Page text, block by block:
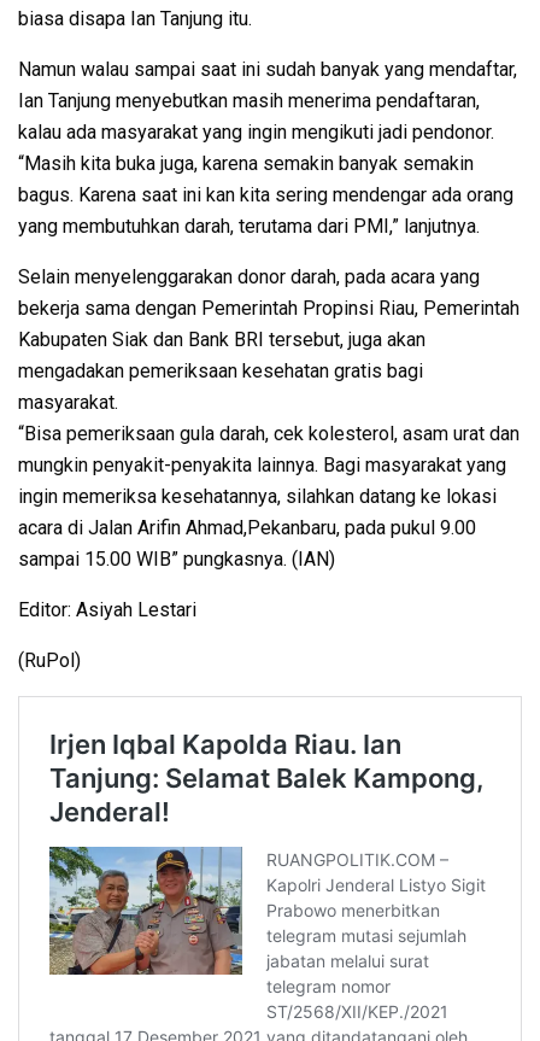
biasa disapa Ian Tanjung itu.
Namun walau sampai saat ini sudah banyak yang mendaftar,
Ian Tanjung menyebutkan masih menerima pendaftaran,
kalau ada masyarakat yang ingin mengikuti jadi pendonor.
“Masih kita buka juga, karena semakin banyak semakin
bagus. Karena saat ini kan kita sering mendengar ada orang
yang membutuhkan darah, terutama dari PMI,” lanjutnya.
Selain menyelenggarakan donor darah, pada acara yang
bekerja sama dengan Pemerintah Propinsi Riau, Pemerintah
Kabupaten Siak dan Bank BRI tersebut, juga akan
mengadakan pemeriksaan kesehatan gratis bagi
masyarakat.
“Bisa pemeriksaan gula darah, cek kolesterol, asam urat dan
mungkin penyakit-penyakita lainnya. Bagi masyarakat yang
ingin memeriksa kesehatannya, silahkan datang ke lokasi
acara di Jalan Arifin Ahmad,Pekanbaru, pada pukul 9.00
sampai 15.00 WIB” pungkasnya. (IAN)
Editor: Asiyah Lestari
(RuPol)